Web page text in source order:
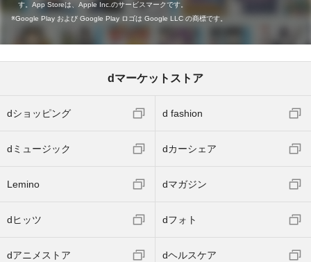
す。App Storeは、Apple Inc.のサービスマークです。
Google Play および Google Play ロゴは Google LLC の商標です。
dマーケットストア
dショッピング d fashion
dミュージック dカーシェア
Lemino dマガジン
dヒッツ dフォト
dアニメストア dヘルスケア